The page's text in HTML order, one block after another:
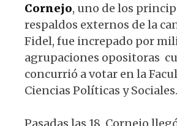
Cornejo, uno de los
respaldos externos de la
Fidel, fue increpado por
agrupaciones opositoras
concurrió a votar en la
Ciencias Políticas y Sociales.
Pasadas las 18, Cornejo